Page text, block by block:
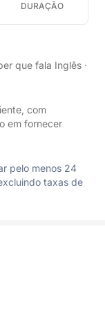
DURAÇÃO
que fala Inglês ·
com
em fornecer
pelo menos 24
taxas de